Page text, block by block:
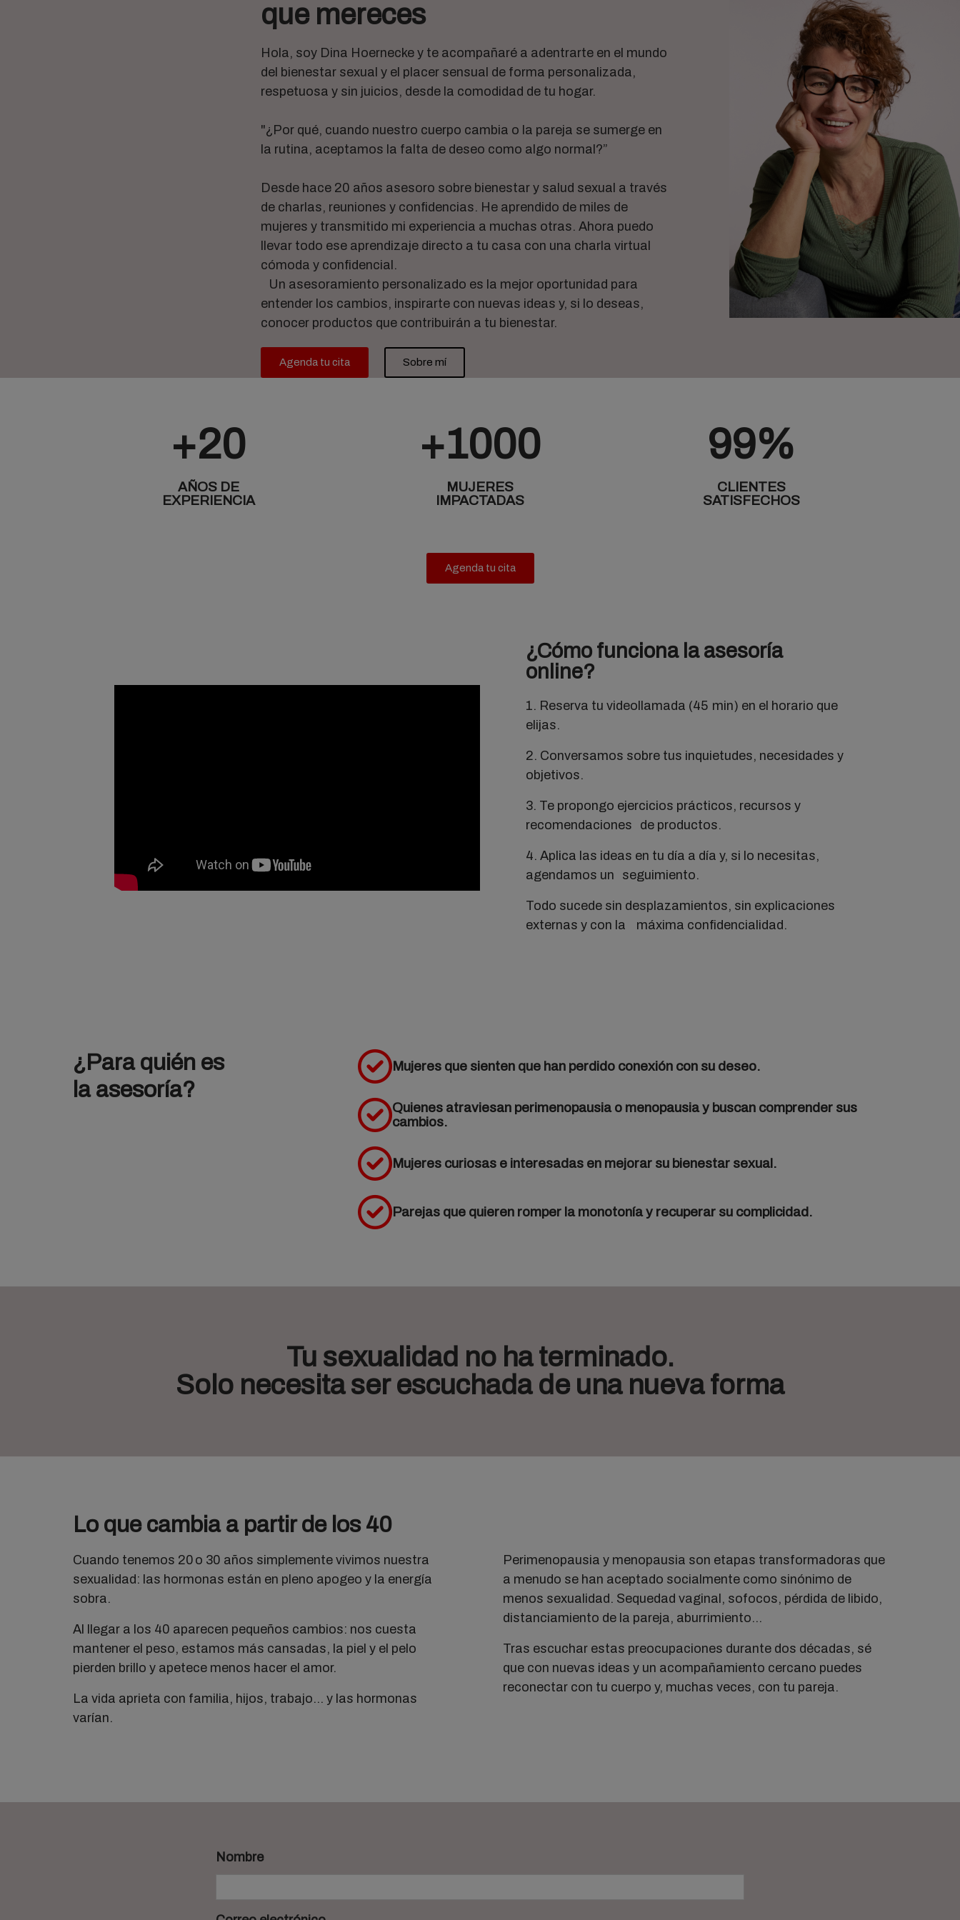
que mereces
Hola, soy Dina Hoernecke y te acompañaré a adentrarte en el mundo
del bienestar sexual y el placer sensual de forma personalizada,
respetuosa y sin juicios, desde la comodidad de tu hogar.
"¿Por qué, cuando nuestro cuerpo cambia o la pareja se sumerge en
la rutina, aceptamos la falta de deseo como algo normal?”
Desde hace 20 años asesoro sobre bienestar y salud sexual a través
de charlas, reuniones y confidencias. He aprendido de miles de
mujeres y transmitido mi experiencia a muchas otras. Ahora puedo
llevar todo ese aprendizaje directo a tu casa con una charla virtual
cómoda y confidencial.
Un asesoramiento personalizado es la mejor oportunidad para
entender los cambios, inspirarte con nuevas ideas y, si lo deseas,
conocer productos que contribuirán a tu bienestar.
Agenda tu cita Sobre mí
+20
AÑOS DE
EXPERIENCIA
+1000
MUJERES
IMPACTADAS
99%
CLIENTES
SATISFECHOS
Agenda tu cita
¿Cómo funciona la asesoría
online?
1. Reserva tu videollamada (45 min) en el horario que
elijas.
2. Conversamos sobre tus inquietudes, necesidades y
objetivos.
3. Te propongo ejercicios prácticos, recursos y
recomendaciones de productos.
4. Aplica las ideas en tu día a día y, si lo necesitas,
agendamos un seguimiento.
Todo sucede sin desplazamientos, sin explicaciones
externas y con la máxima confidencialidad.
¿Para quién es
la asesoría?
Mujeres que sienten que han perdido conexión con su deseo.
Quienes atraviesan perimenopausia o menopausia y buscan comprender sus
cambios.
Mujeres curiosas e interesadas en mejorar su bienestar sexual.
Parejas que quieren romper la monotonía y recuperar su complicidad.
Tu sexualidad no ha terminado.
Solo necesita ser escuchada de una nueva forma
Lo que cambia a partir de los 40
Cuando tenemos 20 o 30 años simplemente vivimos nuestra
sexualidad: las hormonas están en pleno apogeo y la energía
sobra.
Al llegar a los 40 aparecen pequeños cambios: nos cuesta
mantener el peso, estamos más cansadas, la piel y el pelo
pierden brillo y apetece menos hacer el amor.
La vida aprieta con familia, hijos, trabajo... y las hormonas
varían.
Perimenopausia y menopausia son etapas transformadoras que
a menudo se han aceptado socialmente como sinónimo de
menos sexualidad. Sequedad vaginal, sofocos, pérdida de libido,
distanciamiento de la pareja, aburrimiento...
Tras escuchar estas preocupaciones durante dos décadas, sé
que con nuevas ideas y un acompañamiento cercano puedes
reconectar con tu cuerpo y, muchas veces, con tu pareja.
Nombre